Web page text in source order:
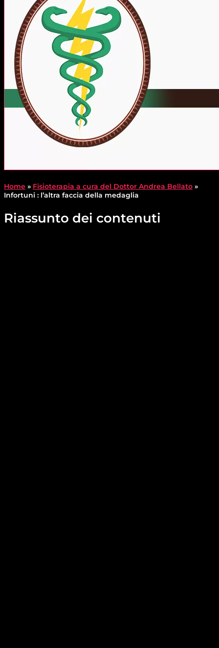
Home » Fisioterapia a cura del Dottor Andrea Bellato »
Infortuni : l’altra faccia della medaglia
Riassunto dei contenuti